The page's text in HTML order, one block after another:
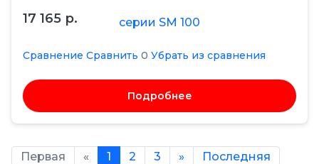
17 165 р.
Сравнение Сравнить 0 Убрать из сравнения
Подробнее
Первая « 1 2 3 » Последняя